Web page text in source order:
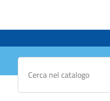
Cerca su "Catalogo"